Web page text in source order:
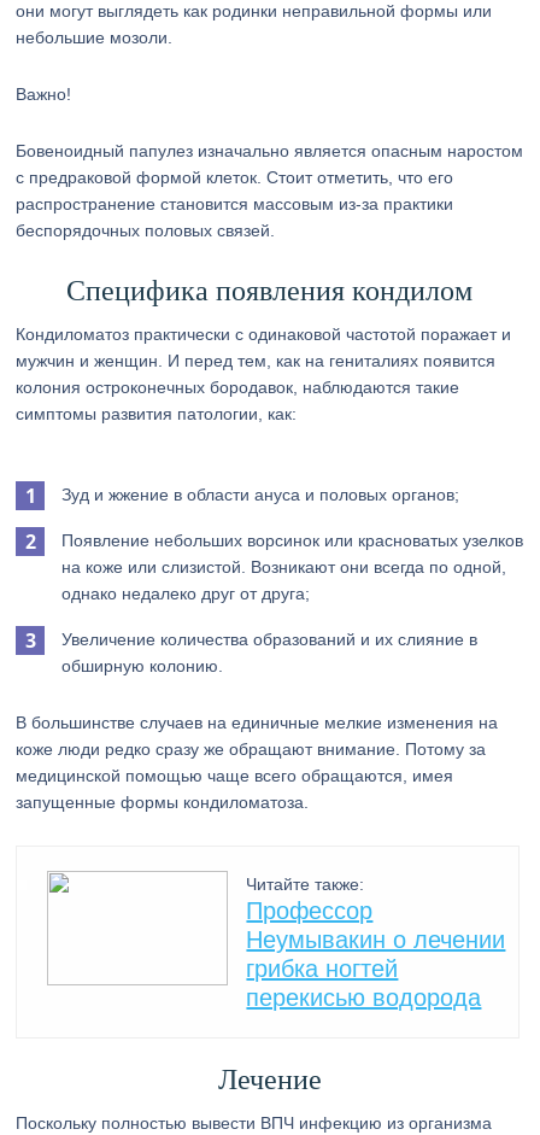
они могут выглядеть как родинки неправильной формы или
небольшие мозоли.
Важно!
Бовеноидный папулез изначально является опасным наростом
с предраковой формой клеток. Стоит отметить, что его
распространение становится массовым из-за практики
беспорядочных половых связей.
Специфика появления кондилом
Кондиломатоз практически с одинаковой частотой поражает и
мужчин и женщин. И перед тем, как на гениталиях появится
колония остроконечных бородавок, наблюдаются такие
симптомы развития патологии, как:
Зуд и жжение в области ануса и половых органов;
Появление небольших ворсинок или красноватых узелков
на коже или слизистой. Возникают они всегда по одной,
однако недалеко друг от друга;
Увеличение количества образований и их слияние в
обширную колонию.
В большинстве случаев на единичные мелкие изменения на
коже люди редко сразу же обращают внимание. Потому за
медицинской помощью чаще всего обращаются, имея
запущенные формы кондиломатоза.
Читайте также:
Профессор
Неумывакин о лечении
грибка ногтей
перекисью водорода
Лечение
Поскольку полностью вывести ВПЧ инфекцию из организма